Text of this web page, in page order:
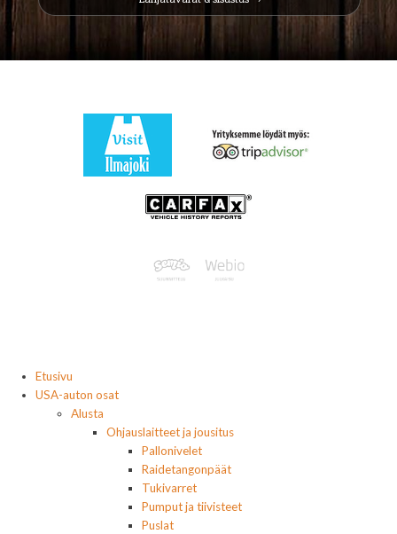
Etusivu
USA-auton osat
Alusta
Ohjauslaitteet ja jousitus
Pallonivelet
Raidetangonpäät
Tukivarret
Pumput ja tiivisteet
Puslat